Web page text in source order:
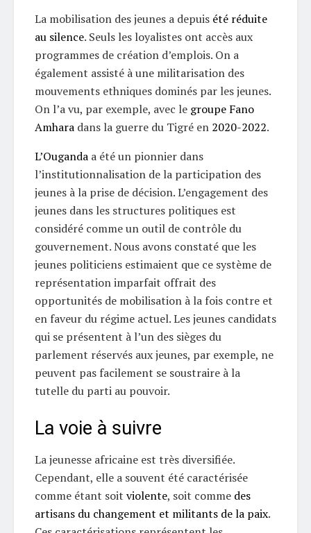
La mobilisation des jeunes a depuis été réduite
au silence. Seuls les loyalistes ont accès aux
programmes de création d’emplois. On a
également assisté à une militarisation des
mouvements ethniques dominés par les jeunes.
On l’a vu, par exemple, avec le groupe Fano
Amhara dans la guerre du Tigré en 2020-2022.
L’Ouganda a été un pionnier dans
l’institutionnalisation de la participation des
jeunes à la prise de décision. L’engagement des
jeunes dans les structures politiques est
considéré comme un outil de contrôle du
gouvernement. Nous avons constaté que les
jeunes politiciens estimaient que ce système de
représentation imparfait offrait des
opportunités de mobilisation à la fois contre et
en faveur du régime actuel. Les jeunes candidats
qui se présentent à l’un des sièges du
parlement réservés aux jeunes, par exemple, ne
peuvent pas facilement se soustraire à la
tutelle du parti au pouvoir.
La voie à suivre
La jeunesse africaine est très diversifiée.
Cependant, elle a souvent été caractérisée
comme étant soit violente, soit comme des
artisans du changement et militants de la paix.